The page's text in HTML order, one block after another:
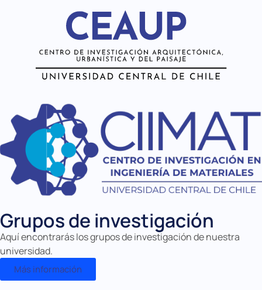
Grupos de investigación
Aquí encontrarás los grupos deinvestigaciónde nuestra
universidad.
Más información